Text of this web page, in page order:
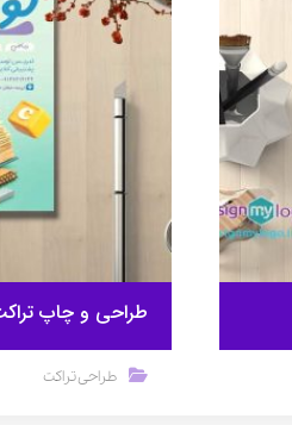
طراحی و چاپ
طراحی تراکت